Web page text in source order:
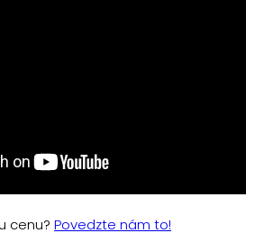
cenu? Povedzte nám to!